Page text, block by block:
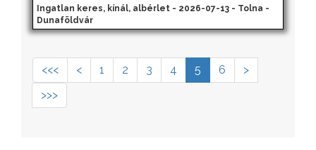
Ingatlan keres, kínál, albérlet - 2026-07-13 - Tolna -
Dunaföldvár
<<< < 1 2 3 4 5 6
>
>>>